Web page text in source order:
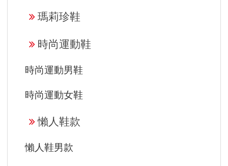
瑪莉珍鞋
時尚運動鞋
時尚運動男鞋
時尚運動女鞋
懶人鞋款
懶人鞋男款